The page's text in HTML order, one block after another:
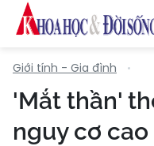
Giới tính - Gia đình
'Mắt thần'
nguy cơ cao